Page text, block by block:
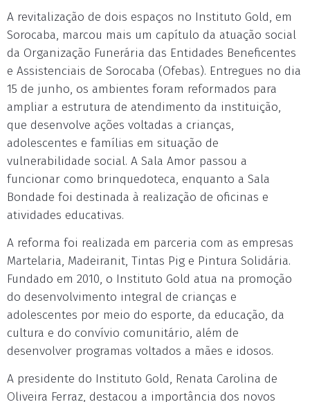
A revitalização de dois espaços no Instituto Gold, em
Sorocaba, marcou mais um capítulo da atuação social
da Organização Funerária das Entidades Beneficentes
e Assistenciais de Sorocaba (Ofebas). Entregues no dia
15 de junho, os ambientes foram reformados para
ampliar a estrutura de atendimento da instituição,
que desenvolve ações voltadas a crianças,
adolescentes e famílias em situação de
vulnerabilidade social. A Sala Amor passou a
funcionar como brinquedoteca, enquanto a Sala
Bondade foi destinada à realização de oficinas e
atividades educativas.
A reforma foi realizada em parceria com as empresas
Martelaria, Madeiranit, Tintas Pig e Pintura Solidária.
Fundado em 2010, o Instituto Gold atua na promoção
do desenvolvimento integral de crianças e
adolescentes por meio do esporte, da educação, da
cultura e do convívio comunitário, além de
desenvolver programas voltados a mães e idosos.
A presidente do Instituto Gold, Renata Carolina de
Oliveira Ferraz, destacou a importância dos novos